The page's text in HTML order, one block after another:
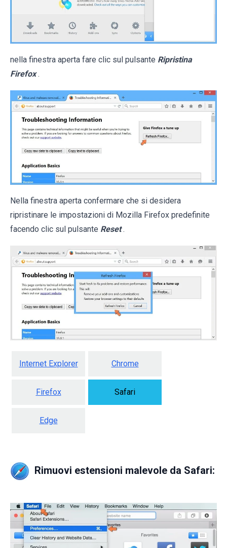
nella finestra aperta fare clic sul pulsante Ripristina
Firefox .
Nella finestra aperta confermare che si desidera
ripristinare le impostazioni di Mozilla Firefox predefinite
facendo clic sul pulsante Reset .
Internet Explorer Chrome
Firefox Safari
Edge
Rimuovi estensioni malevole da Safari: